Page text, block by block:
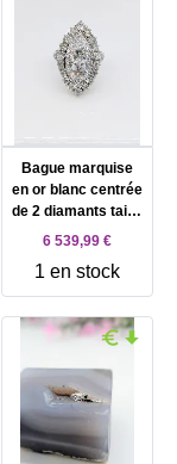
Bague marquise
en or blanc centrée
de 2 diamants taille
ancienne d'environ
2 rangs de
diamants Or 750
Millième (18 CT)
8,85g
6 539,99 €
1 en stock